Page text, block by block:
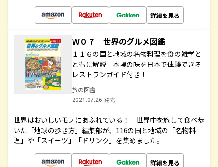
詳細を見る
Ｗ０７ 世界のグルメ図鑑
１１６の国と地域の名物料理を食の雑学と
ともに解説 本場の味を日本で体験できる
レストランガイド付き！
旅の図鑑
2021.07.26 発売
世界はおいしいモノにあふれている！ 世界中を旅して食べ歩
いた「地球の歩き方」編集部が、116の国と地域の「名物料
理」や「スイーツ」「ドリンク」を集めました。
詳細を見る